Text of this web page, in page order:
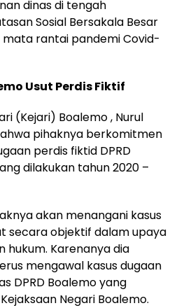
dinas di tengah
Sosial Bersakala Besar
mata rantai pandemi Covid-
Usut Perdis Fiktif
(Kejari) Boalemo , Nurul
pihaknya berkomitmen
perdis fiktid DPRD
dilakukan tahun 2020 –
akan menangani kasus
secara objektif dalam upaya
hukum. Karenanya dia
mengawal kasus dugaan
DPRD Boalemo yang
Negari Boalemo.